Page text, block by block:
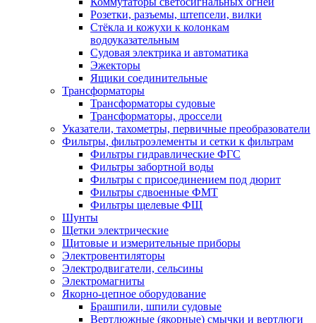
Розетки, разъемы, штепсели, вилки
Стёкла и кожухи к колонкам
водоуказательным
Судовая электрика и автоматика
Эжекторы
Ящики соединительные
Трансформаторы
Трансформаторы судовые
Трансформаторы, дроссели
Указатели, тахометры, первичные преобразователи
Фильтры, фильтроэлементы и сетки к фильтрам
Фильтры гидравлические ФГС
Фильтры забортной воды
Фильтры с присоединением под дюрит
Фильтры сдвоенные ФМТ
Фильтры щелевые ФЩ
Шунты
Щетки электрические
Щитовые и измерительные приборы
Электровентиляторы
Электродвигатели, сельсины
Электромагниты
Якорно-цепное оборудование
Брашпили, шпили судовые
Вертлюжные (якорные) смычки и вертлюги